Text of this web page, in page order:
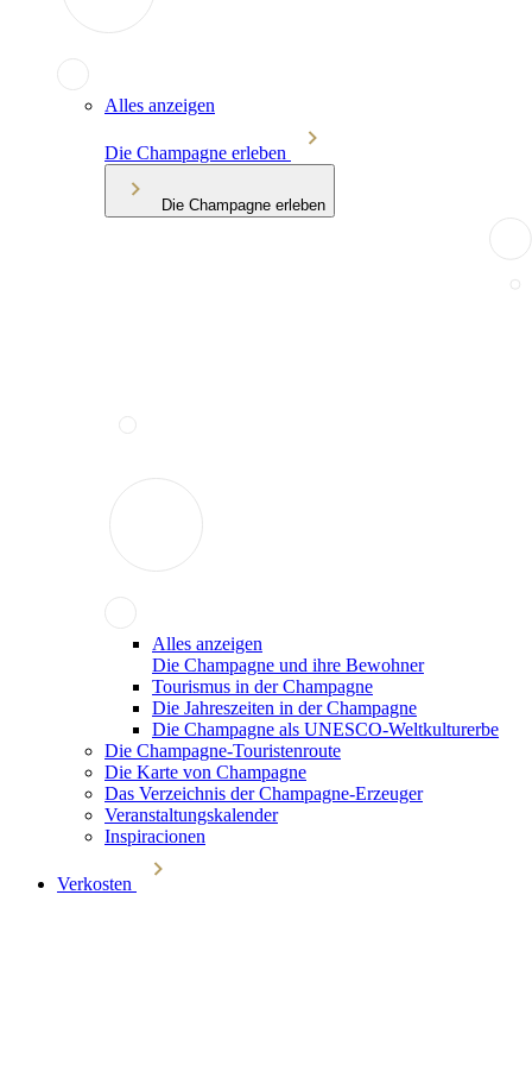
Alles anzeigen
Die Champagne erleben
Die Champagne erleben
Alles anzeigen
Die Champagne und ihre Bewohner
Tourismus in der Champagne
Die Jahreszeiten in der Champagne
Die Champagne als UNESCO-Weltkulturerbe
Die Champagne-Touristenroute
Die Karte von Champagne
Das Verzeichnis der Champagne-Erzeuger
Veranstaltungskalender
Inspiracionen
Verkosten